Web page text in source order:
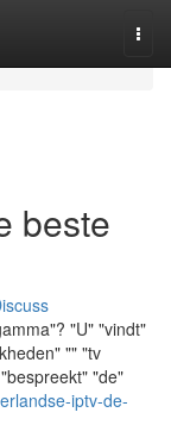
beste
"U" "vindt"
"" "tv
"de"
iptv-de-